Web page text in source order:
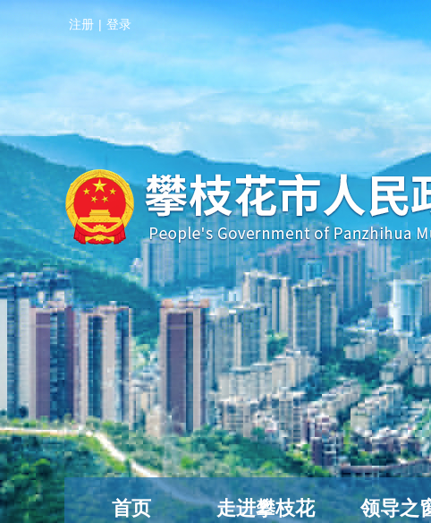
注册 | 登录
首页 走进攀枝花 领导之